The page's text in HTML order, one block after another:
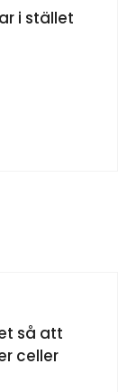
i stället
så att
celler